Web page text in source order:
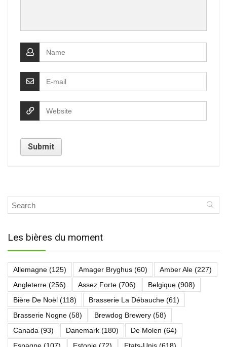
Les bières du moment
Allemagne (125) Amager Bryghus (60) Amber Ale (227)
Angleterre (256) Assez Forte (706) Belgique (908)
Bière De Noël (118) Brasserie La Débauche (61)
Brasserie Nogne (58) Brewdog Brewery (58)
Canada (93) Danemark (180) De Molen (64)